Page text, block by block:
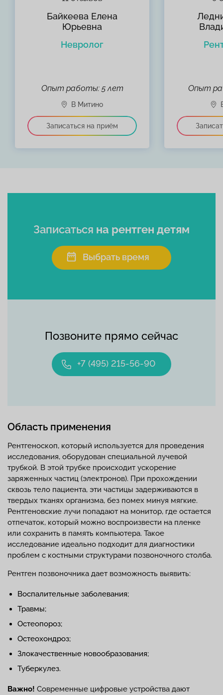
Байкеева Елена
Юрьевна
Невролог
Опыт работы: 5 лет Опыт
Позвоните прямо сейчас
+7 (495) 215-56-90
Записаться на рентген детям
Выбрать время
Область применения
Рентгеноскоп, который используется для проведения
исследования, оборудован специальной лучевой
трубкой. В этой трубке происходит ускорение
заряженных частиц (электронов). При прохождении
сквозь тело пациента, эти частицы задерживаются в
твердых тканях организма, без помех минуя мягкие.
Рентгеновские лучи попадают на монитор, где остается
отпечаток, который можно воспроизвести на пленке
или сохранить в память компьютера. Такое
исследование идеально подходит для диагностики
проблем с костными структурами позвоночного столба.
Рентген позвоночника дает возможность выявить:
Воспалительные заболевания;
Травмы;
Остеопороз;
Остеохондроз;
Злокачественные новообразования;
Туберкулез.
Важно! Современные цифровые устройства дают